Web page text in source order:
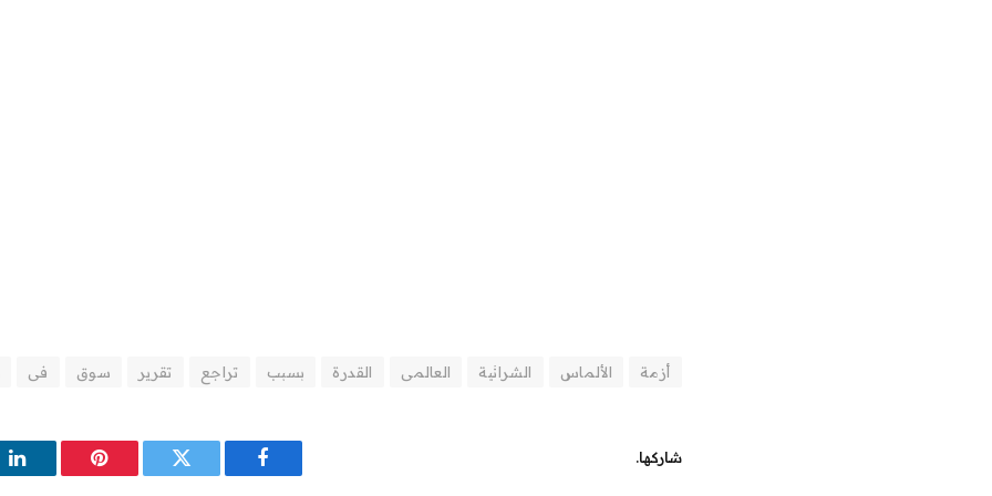
أزمة الألماس الشرائية العالمى القدرة بسبب تراجع تقرير سوق فى
شاركها.
فيسبوك تويتر بينتيريست